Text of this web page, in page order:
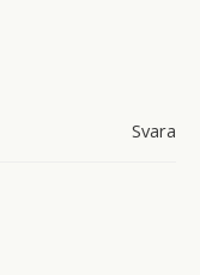
Svara